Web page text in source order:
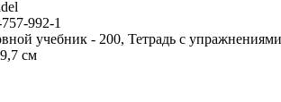
992-1
учебник - 200, Тетрадь с
см